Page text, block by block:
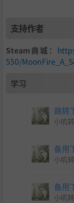
g can be
You have
seek?
支持作者
Steam商城：
550/
学习
跳转
小叽
备用
小叽
备用
小叽